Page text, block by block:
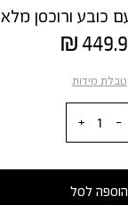
כובע ורוכסן מלא
מוצר
טבלת מידות
הוספה לסל